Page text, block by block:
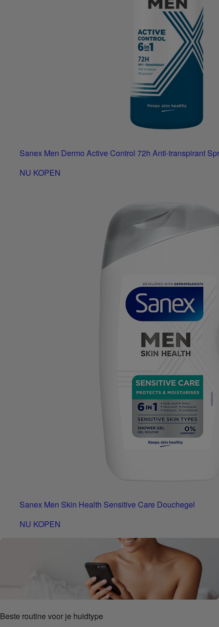
Sanex Men Dermo Active Control 72h Anti-transpirant
NU KOPEN
Sanex Men Skin Health Sensitive Care Douchegel
NU KOPEN
Beste routine voor je huidtype